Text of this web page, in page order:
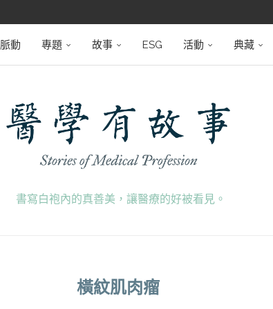
脈動 專題 故事 ESG 活動 典藏
書寫白袍內的真善美，讓醫療的好被看見。
橫紋肌肉瘤